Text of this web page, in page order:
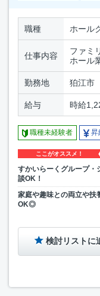
職種 ホール
仕事内容
ファミ
ホール
勤務地 狛江市
給与 時給
職種未経験者 昇
ここがオススメ！
すかいらーくグループ・
談OK！
家庭や趣味との両立や扶
OK◎
検討リストに